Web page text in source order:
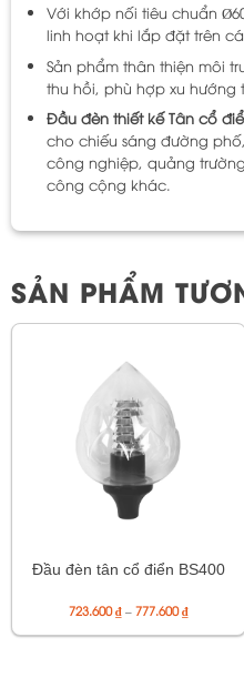
Với khớp nối tiêu chuẩn
linh hoạt khi lắp đặt trên
Sản phẩm thân thiện môi
thu hồi, phù hợp xu hướng
Đầu đèn thiết kế Tân cổ
cho chiếu sáng đường
công nghiệp, quảng
công cộng khác.
SẢN PHẨM
Đầu đèn tân cổ điển BS400
723.600₫ – 777.600₫Khoảng
giá:
từ